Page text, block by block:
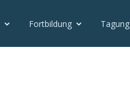
Fortbildung Tagung